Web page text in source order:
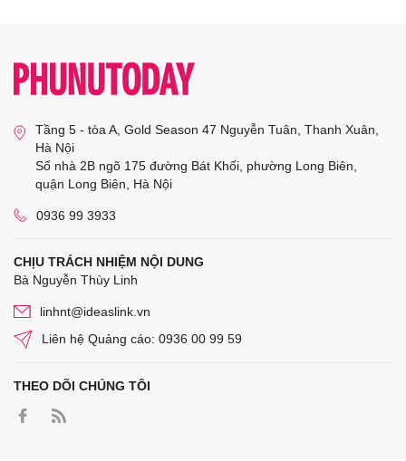
Tầng 5 - tòa A, Gold Season 47 Nguyễn Tuân, Thanh Xuân,
Hà Nội
Số nhà 2B ngõ 175 đường Bát Khối, phường Long Biên,
quận Long Biên, Hà Nội
0936 99 3933
CHỊU TRÁCH NHIỆM NỘI DUNG
Bà Nguyễn Thùy Linh
linhnt@ideaslink.vn
Liên hệ Quảng cáo: 0936 00 99 59
THEO DÕI CHÚNG TÔI